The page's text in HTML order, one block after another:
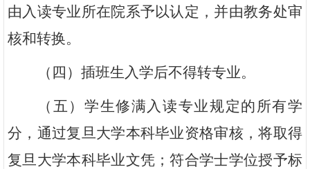
由入读专业所在院系予以认定，并由教务处审
核和转换。
（四）插班生入学后不得转专业。
（五）学生修满入读专业规定的所有学
分，通过复旦大学本科毕业资格审核，将取得
复旦大学本科毕业文凭；符合学士学位授予标